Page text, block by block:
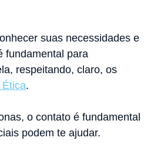
suas necessidades e
fundamental para
respeitando, claro, os
Ética.⠀
o contato é fundamental
podem te ajudar.⠀